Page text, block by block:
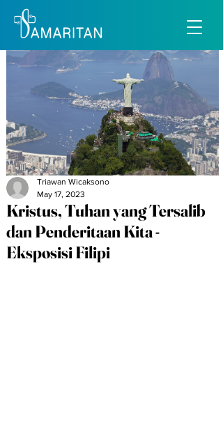
Kristus, Tuhan yang Tersalib
dan Penderitaan Kita -
Eksposisi Filipi
Triawan Wicaksono
May 17, 2023